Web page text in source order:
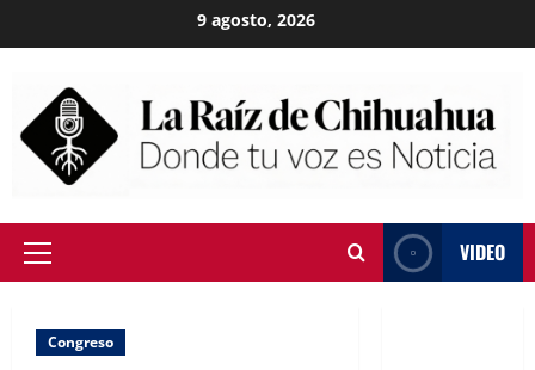
to
9 agosto, 2026
Primary
VIDEO
Congreso